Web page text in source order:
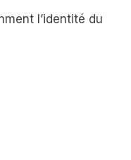
l’identité du